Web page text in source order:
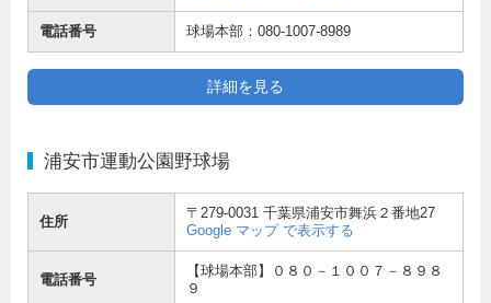
電話番号 球場本部：080-1007-8989
詳細を見る
浦安市運動公園野球場
住所
〒279-0031 千葉県浦安市舞浜２番地27
Google マップ で表示する
電話番号
【球場本部】０８０－１００７－８９８
９